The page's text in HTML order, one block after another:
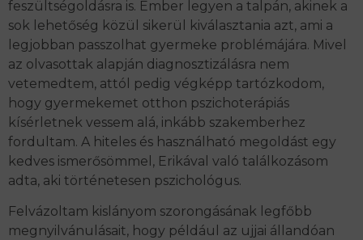
feszültségoldásra is. Ember legyen a talpán, akinek a
sok lehetőség közül sikerül kiválasztania azt, ami a
legjobban passzolhat gyermeke problémájára. Mivel
az olvasottak alapján diagnosztizálásra nem
vetemedtem, attól pedig végképp tartózkodom,
hogy gyermekemet otthon pszichoterápiás
kísérletnek vessem alá, inkább szakemberhez
fordultam. A hiteles és használható megoldást egy
kedves ismerősömmel, Erikával való találkozásom
adta, aki történetesen pszichológus.
Felvázoltam kislányom szorongásának legfőbb
megnyilvánulásait, hogy például az ujjai állandóan